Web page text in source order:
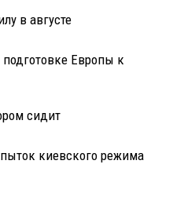
в августе
Европы к
сидит
киевского режима